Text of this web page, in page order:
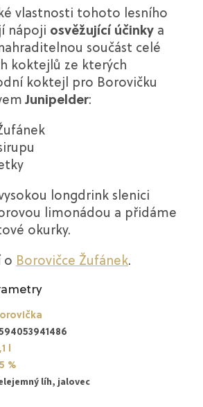
vlastnosti tohoto lesního
nápoji osvěžující účinky a
součást celé
koktejlů ze kterých
koktejl pro Borovičku
Junipelder:
longdrink slenici
limonádou a přidáme
okurky.
o Borovičce Žufánek.
l
%
líh, jalovec